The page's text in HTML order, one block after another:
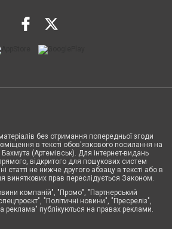
без отримання попередньої згоди
в тексті обов'язкового посилання на
(Артемівськ). Для інтернет-видань
відкритого для пошукових систем
статті не нижче другого абзацу в тексті або в
виняткових прав переслідується Законом.
компаній", "Промо", "Партнерський
"Політичні новини", "Пресреліз",
реклама" публікуються на правах реклами.